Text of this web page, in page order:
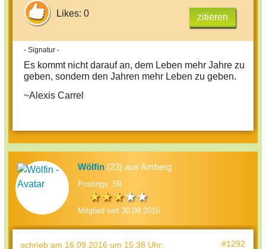
Likes: 0 zitieren
- Signatur -
Es kommt nicht darauf an, dem Leben mehr Jahre zu
geben, sondern den Jahren mehr Leben zu geben.
~Alexis Carrel
Wölfin (23) aus Amberg
Postings: 59
Mitglied seit 30.08.2016
schrieb am 16.09.2016 um 15:38 Uhr: #1292